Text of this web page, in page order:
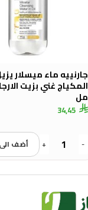
جارنييه ماء ميسلار
مل
34,45
-
+ أضف